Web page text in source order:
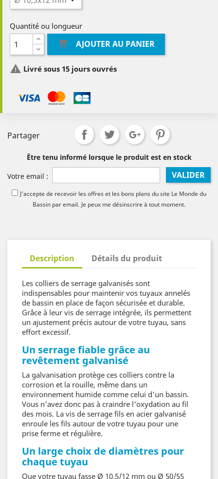
Quantité ou longueur
 AJOUTER AU PANIER
 Livré sous 15 jours ouvrés
Partager
Être tenu informé lorsque le produit est en stock
Votre email : VALIDER
J'accepte de recevoir les offres et les bons plans du site Le Monde du
Bassin par email. Je peux me désinscrire à tout moment.
Description Détails du produit
Les colliers de serrage galvanisés sont
indispensables pour maintenir vos tuyaux annelés
de bassin en place de façon sécurisée et durable.
Grâce à leur vis de serrage intégrée, ils permettent
un ajustement précis autour de votre tuyau, sans
effort excessif.
Un serrage fiable grâce au
revêtement galvanisé
La galvanisation protège ces colliers contre la
corrosion et la rouille, même dans un
environnement humide comme celui d'un bassin.
Vous n'avez donc pas à craindre l'oxydation au fil
des mois. La vis de serrage fils en acier galvanisé
enroule les fils autour de votre tuyau pour une
prise ferme et régulière.
Un large choix de diamètres pour
chaque tuyau
Que votre tuyau fasse Ø 10,5/12 mm ou Ø 50/55